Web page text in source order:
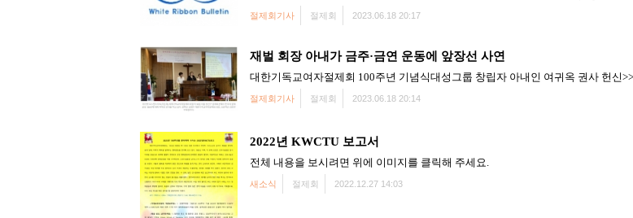
절제회기사 절제회 2023.06.18 20:17
재벌 회장 아내가 금주·금연 운동에 앞장선 사연
대한기독교여자절제회 100주년 기념식대성그룹 창립자 아내인 여귀옥 권사 헌신
절제회기사 절제회 2023.06.18 20:14
2022년 KWCTU 보고서
전체 내용을 보시려면 위에 이미지를 클릭해 주세요.
새소식 절제회 2022.12.27 14:03